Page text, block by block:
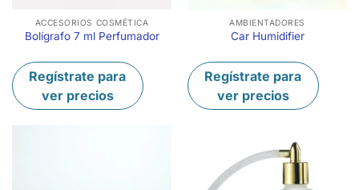
ACCESORIOS COSMÉTICA
Bolígrafo 7 ml Perfumador
Regístrate para
ver precios
AMBIENTADORES
Car Humidifier
Regístrate para
ver precios